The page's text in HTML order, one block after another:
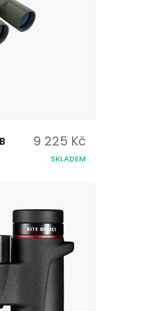
9 225 Kč
SKLADEM